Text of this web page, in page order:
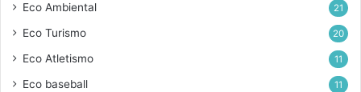
Eco Ambiental 21
Eco Turismo 20
Eco Atletismo 11
Eco baseball 11